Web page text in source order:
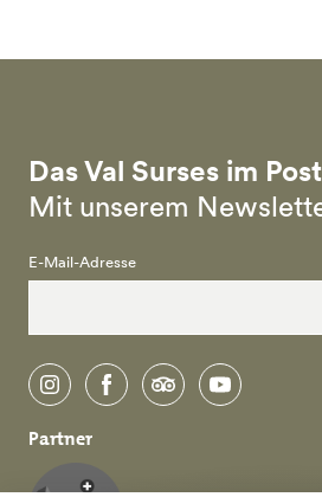
Das Val Surses im
Mit unserem
E-Mail-Adresse
instagramfacebooktripadvisoryoutube
Partner